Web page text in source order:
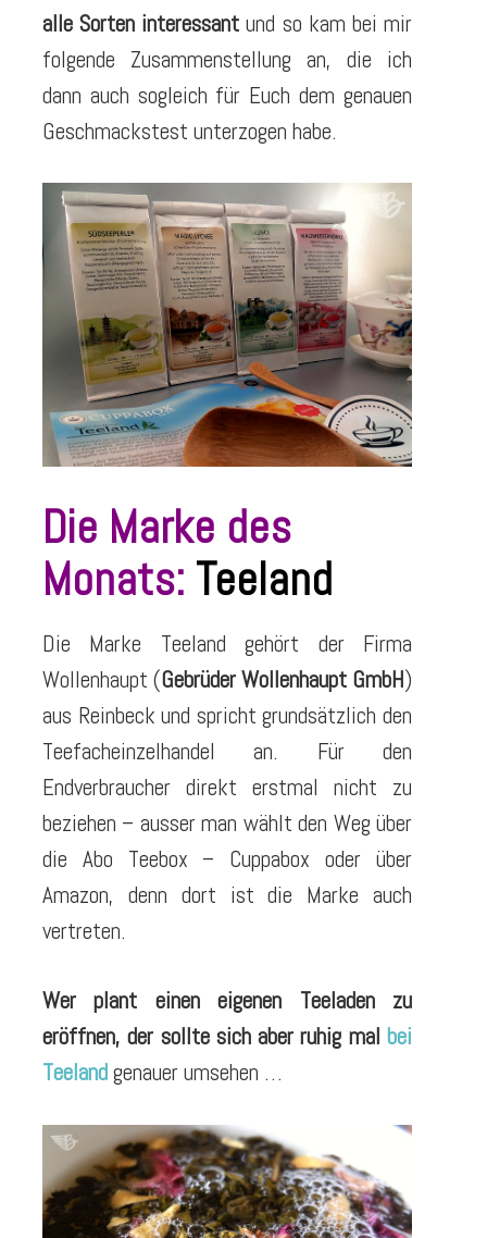
alle Sorten interessant und so kam bei mir
folgende Zusammenstellung an, die ich
dann auch sogleich für Euch dem genauen
Geschmackstest unterzogen habe.
Die Marke des
Monats: Teeland
Die Marke Teeland gehört der Firma
Wollenhaupt (Gebrüder Wollenhaupt GmbH)
aus Reinbeck und spricht grundsätzlich den
Teefacheinzelhandel an. Für den
Endverbraucher direkt erstmal nicht zu
beziehen – ausser man wählt den Weg über
die Abo Teebox – Cuppabox oder über
Amazon, denn dort ist die Marke auch
vertreten.
Wer plant einen eigenen Teeladen zu
eröffnen, der sollte sich aber ruhig mal bei
Teelandgenauer umsehen …